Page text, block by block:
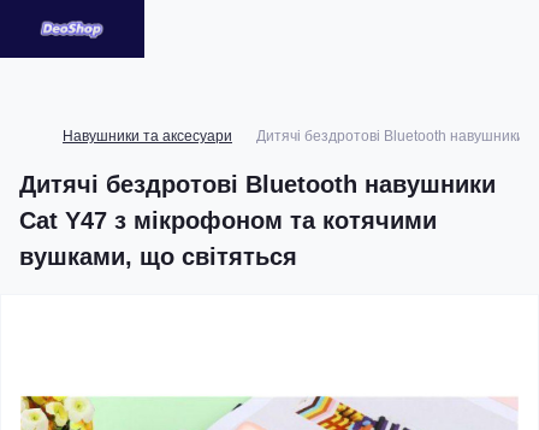
Навушники та аксесуари Дитячі бездротові Bluetooth навушники
Дитячі бездротові Bluetooth навушники
Cat Y47 з мікрофоном та котячими
вушками, що світяться